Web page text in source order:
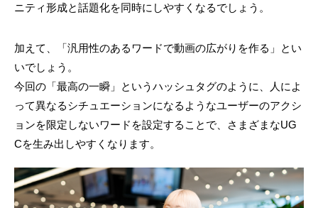
ニティ形成と話題化を同時にしやすくなるでしょう。
加えて、「汎用性のあるワードで動画の広がりを作る」とい
いでしょう。
今回の「最高の一瞬」というハッシュタグのように、人によ
って異なるシチュエーションになるようなユーザーのアクシ
ョンを限定しないワードを設定することで、さまざまなUG
Cを生み出しやすくなります。